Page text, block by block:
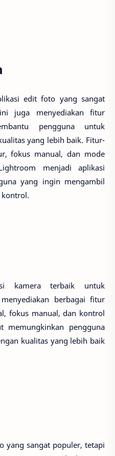
edit foto yang sangat
juga menyediakan fitur
pengguna untuk
yang lebih baik. Fitur-
fokus manual, dan mode
menjadi aplikasi
yang ingin mengambil
kontrol.
kamera terbaik untuk
berbagai fitur
fokus manual, dan kontrol
memungkinkan pengguna
kualitas yang lebih baik
yang sangat populer, tetapi